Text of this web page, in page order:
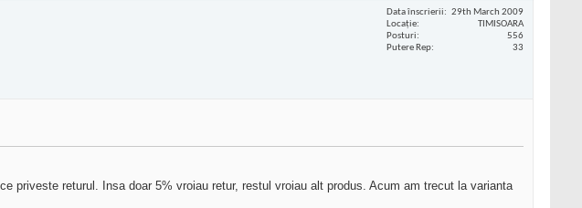
Data înscrierii
29th March 2009
Locaţie
TIMISOARA
Posturi
556
Putere Rep
33
priveste returul. Insa doar 5% vroiau retur, restul vroiau alt produs. Acum am trecut la varianta